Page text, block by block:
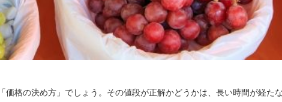
格の決め方」でしょう。その値段が正解かどうかは、長い時間が経た